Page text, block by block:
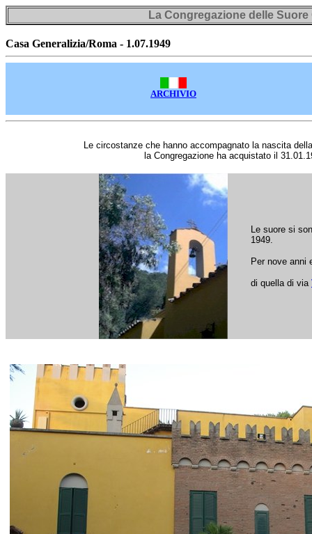
La Congregazione delle
Casa Generalizia/Roma - 1.07.1949
ARCHIVIO
Le circostanze che hanno accompagnato la nascita
la Congregazione ha acquistato il
Le suore si
1949.
Per nove anni
di quella di via